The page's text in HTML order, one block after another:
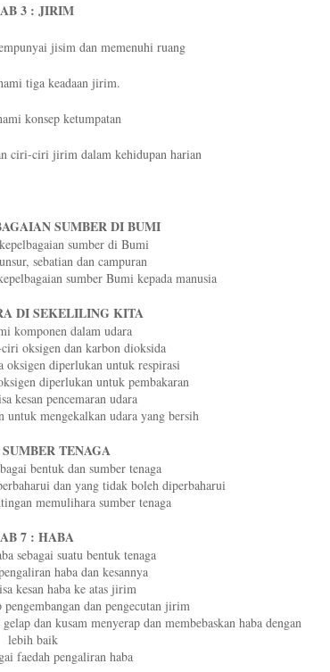
3 : JIRIM
jisim dan memenuhi ruang
tiga keadaan jirim.
konsep ketumpatan
ciri-ciri jirim dalam kehidupan harian
SUMBER DI BUMI
sumber di Bumi
sebatian dan campuran
sumber Bumi kepada manusia
DI SEKELILING KITA
komponen dalam udara
oksigen dan karbon dioksida
oksigen diperlukan untuk respirasi
diperlukan untuk pembakaran
kesan pencemaran udara
untuk mengekalkan udara yang bersih
TENAGA
bentuk dan sumber tenaga
dan yang tidak boleh diperbaharui
memulihara sumber tenaga
7 : HABA
sebagai suatu bentuk tenaga
haba dan kesannya
kesan haba ke atas jirim
dan pengecutan jirim
dan kusam menyerap dan membebaskan haba dengan
lebih baik
faedah pengaliran haba